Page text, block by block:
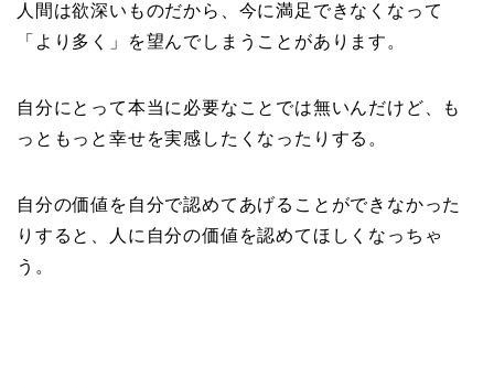
人間は欲深いものだから、今に満足できなくなって
「より多く」を望んでしまうことがあります。
自分にとって本当に必要なことでは無いんだけど、も
っともっと幸せを実感したくなったりする。
自分の価値を自分で認めてあげることができなかった
りすると、人に自分の価値を認めてほしくなっちゃ
う。